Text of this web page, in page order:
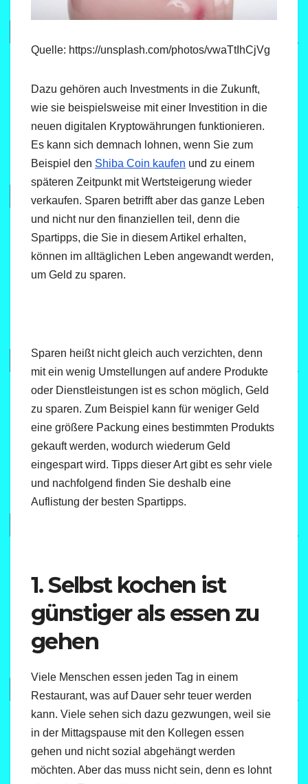
Quelle: https://unsplash.com/photos/vwaTtIhCjVg
Dazu gehören auch Investments in die Zukunft,
wie sie beispielsweise mit einer Investition in die
neuen digitalen Kryptowährungen funktionieren.
Es kann sich demnach lohnen, wenn Sie zum
Beispiel den Shiba Coin kaufen und zu einem
späteren Zeitpunkt mit Wertsteigerung wieder
verkaufen. Sparen betrifft aber das ganze Leben
und nicht nur den finanziellen teil, denn die
Spartipps, die Sie in diesem Artikel erhalten,
können im alltäglichen Leben angewandt werden,
um Geld zu sparen.
Sparen heißt nicht gleich auch verzichten, denn
mit ein wenig Umstellungen auf andere Produkte
oder Dienstleistungen ist es schon möglich, Geld
zu sparen. Zum Beispiel kann für weniger Geld
eine größere Packung eines bestimmten Produkts
gekauft werden, wodurch wiederum Geld
eingespart wird. Tipps dieser Art gibt es sehr viele
und nachfolgend finden Sie deshalb eine
Auflistung der besten Spartipps.
1. Selbst kochen ist
günstiger als essen zu
gehen
Viele Menschen essen jeden Tag in einem
Restaurant, was auf Dauer sehr teuer werden
kann. Viele sehen sich dazu gezwungen, weil sie
in der Mittagspause mit den Kollegen essen
gehen und nicht sozial abgehängt werden
möchten. Aber das muss nicht sein, denn es lohnt